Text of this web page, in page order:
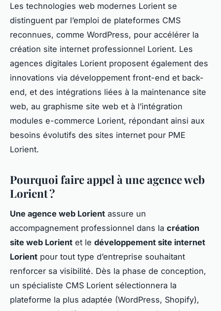
Les technologies web modernes Lorient se
distinguent par l’emploi de plateformes CMS
reconnues, comme WordPress, pour accélérer la
création site internet professionnel Lorient. Les
agences digitales Lorient proposent également des
innovations via développement front-end et back-
end, et des intégrations liées à la maintenance site
web, au graphisme site web et à l’intégration
modules e-commerce Lorient, répondant ainsi aux
besoins évolutifs des sites internet pour PME
Lorient.
Pourquoi faire appel à une agence web
Lorient ?
Une agence web Lorient assure un
accompagnement professionnel dans la création
site web Lorient et le développement site internet
Lorient pour tout type d’entreprise souhaitant
renforcer sa visibilité. Dès la phase de conception,
un spécialiste CMS Lorient sélectionnera la
plateforme la plus adaptée (WordPress, Shopify),